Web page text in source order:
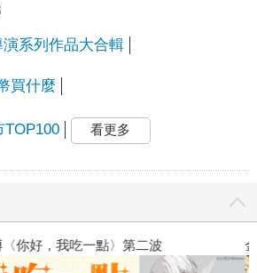
演系列作品大合輯
買什麼
看更多
你好，我吃一點〉第二波